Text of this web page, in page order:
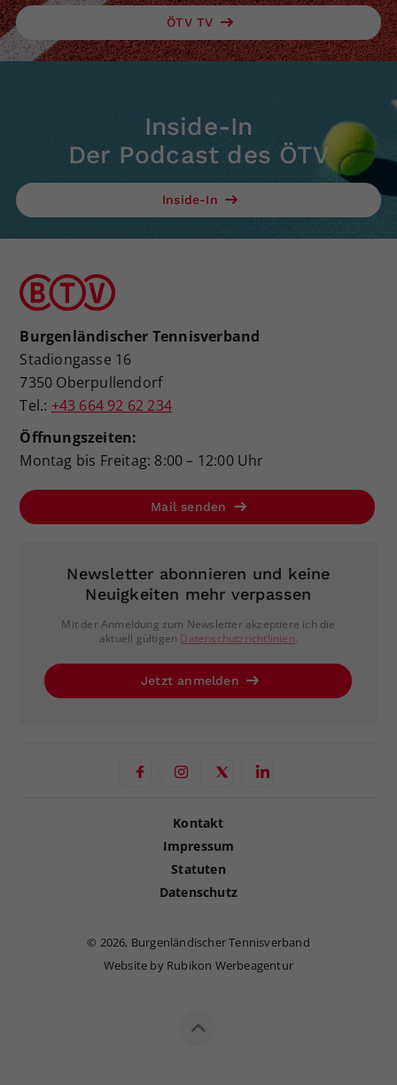
ÖTV TV
Inside-In
Der Podcast des ÖTV
Inside-In
Burgenländischer Tennisverband
Stadiongasse 16
7350 Oberpullendorf
Tel.: +43 664 92 62 234
Öffnungszeiten:
Montag bis Freitag: 8:00 – 12:00 Uhr
Mail senden
Newsletter abonnieren und keine
Neuigkeiten mehr verpassen
Mit der Anmeldung zum Newsletter akzeptiere ich die
aktuell gültigen Datenschutzrichtlinien.
Jetzt anmelden
Kontakt
Impressum
Statuten
Datenschutz
© 2026, Burgenländischer Tennisverband
Website by Rubikon Werbeagentur